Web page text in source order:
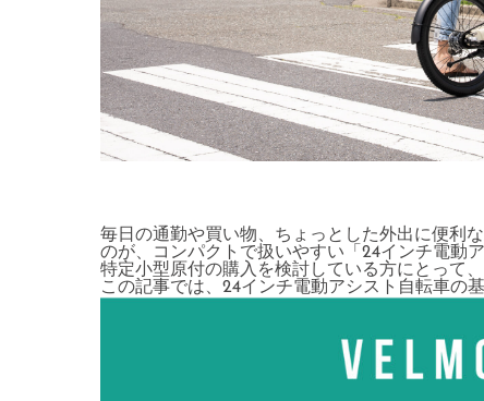
毎日の通勤や買い物、ちょっとした外出に便利
のが、コンパクトで扱いやすい「24インチ電動
特定小型原付の購入を検討している方にとって
この記事では、24インチ電動アシスト自転車の